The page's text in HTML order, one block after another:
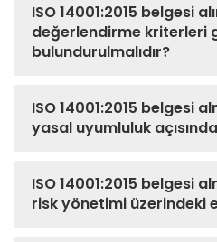
ISO 14001:2015 belgesi
değerlendirme kriterleri
bulundurulmalıdır?
ISO 14001:2015 belgesi
yasal uyumluluk
ISO 14001:2015 belgesi
risk yönetimi üzerindeki